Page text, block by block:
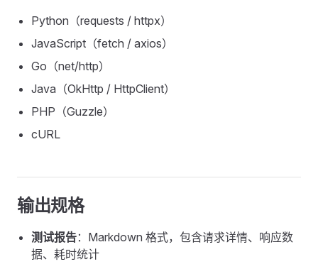
Python（requests / httpx）
JavaScript（fetch / axios）
Go（net/http）
Java（OkHttp / HttpClient）
PHP（Guzzle）
cURL
输出规格
测试报告：Markdown 格式，包含请求详情、响应数
据、耗时统计